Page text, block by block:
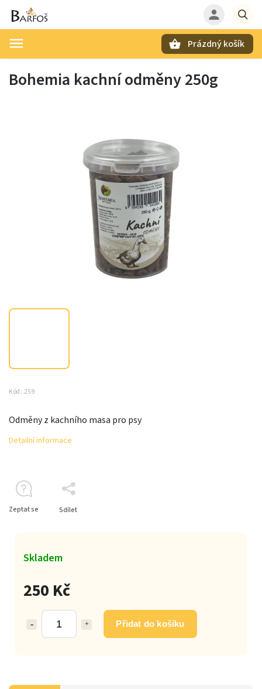
Prázdný košík
Bohemia kachní odměny 250g
Kód: 259
250 Kč
Přidat do košíku
Skladem
Odměny z kachního masa pro psy
Detailní informace
Zeptat se Sdílet